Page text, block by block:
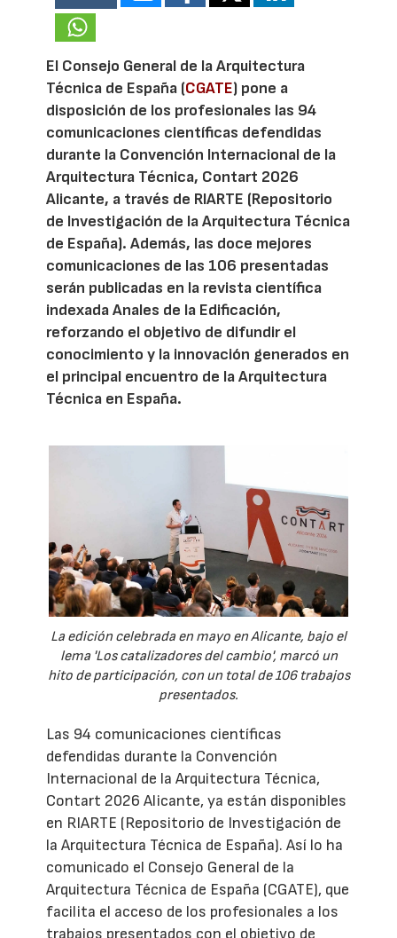
El Consejo General de la Arquitectura
Técnica de España (CGATE) pone a
disposición de los profesionales las 94
comunicaciones científicas defendidas
durante la Convención Internacional de la
Arquitectura Técnica, Contart 2026
Alicante, a través de RIARTE (Repositorio
de Investigación de la Arquitectura Técnica
de España). Además, las doce mejores
comunicaciones de las 106 presentadas
serán publicadas en la revista científica
indexada Anales de la Edificación,
reforzando el objetivo de difundir el
conocimiento y la innovación generados en
el principal encuentro de la Arquitectura
Técnica en España.
La edición celebrada en mayo en Alicante, bajo el
lema 'Los catalizadores del cambio', marcó un
hito de participación, con un total de 106 trabajos
presentados.
Las 94 comunicaciones científicas
defendidas durante la Convención
Internacional de la Arquitectura Técnica,
Contart 2026 Alicante, ya están disponibles
en RIARTE (Repositorio de Investigación de
la Arquitectura Técnica de España). Así lo ha
comunicado el Consejo General de la
Arquitectura Técnica de España (CGATE), que
facilita el acceso de los profesionales a los
trabajos presentados con el objetivo de